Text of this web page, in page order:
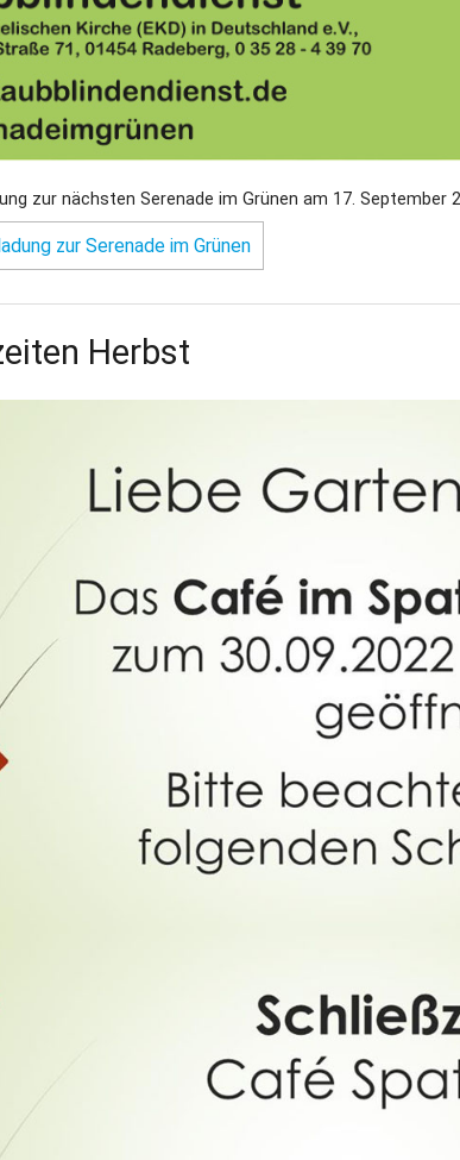
zur nächsten Serenade im Grünen am 17. September
zur Serenade im Grünen
Herbst